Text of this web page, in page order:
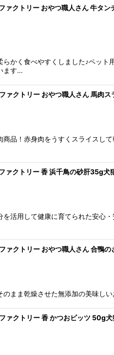
ァクトリー おやつ職人さん 牛タ
らかく食べやすくしました♪ペッ
ます…
ァクトリー おやつ職人さん 馬肉
商品！赤身肉をうすくスライス
ァクトリー 香 浜千鳥の砂肝35g
を活用して健康に育てられた安心
ァクトリー おやつ職人さん 合鴨
のまま乾燥させた無添加の美味
ァクトリー 香 かつおビッツ 50g